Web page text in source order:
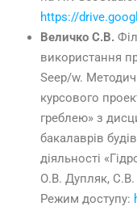
https://
Величко С.В.
використання
Seep/w.
курсового
греблею» з
бакалаврів
діяльності
О.В. Дупляк,
Режим доступу: